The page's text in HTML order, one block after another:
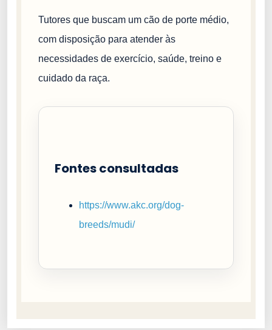
Tutores que buscam um cão de porte médio,
com disposição para atender às
necessidades de exercício, saúde, treino e
cuidado da raça.
Fontes consultadas
https://www.akc.org/dog-
breeds/mudi/